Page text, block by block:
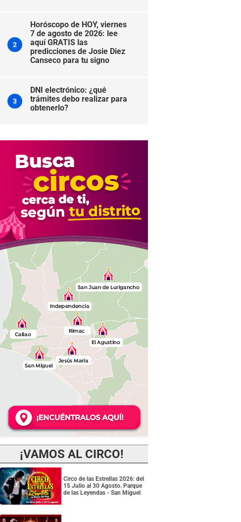
2
Horóscopo de HOY, viernes
7 de agosto de 2026: lee
aquí GRATIS las
predicciones de Josie Diez
Canseco para tu signo
3
DNI electrónico: ¿qué
trámites debo realizar para
obtenerlo?
¡VAMOS AL CIRCO!
Circo de las Estrellas 2026: del
15 Julio al 30 Agosto. Parque
de las Leyendas - San Miguel